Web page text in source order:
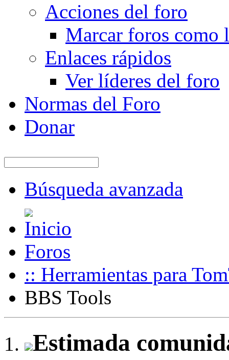
Acciones del foro
Marcar foros como
Enlaces rápidos
Ver líderes del foro
Normas del Foro
Donar
Búsqueda avanzada
Foros
:: Herramientas para
BBS Tools
Estimada